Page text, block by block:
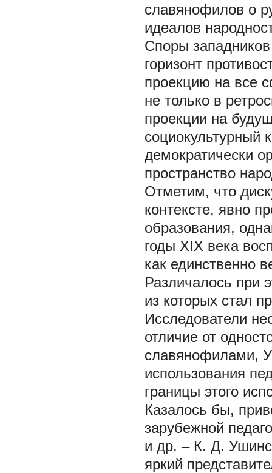
славянофилов о
идеалов
Споры
горизонт
проекцию на все
не только в
проекции на
социокультурный
демократически
пространство
Отметим, что
контексте, явно
образования,
годы XIX века
как единственно
Различалось при
из которых стал
Исследователи
отличие от
славянофилами,
использования
границы этого
Казалось бы,
зарубежной
и др. – К. Д.
яркий